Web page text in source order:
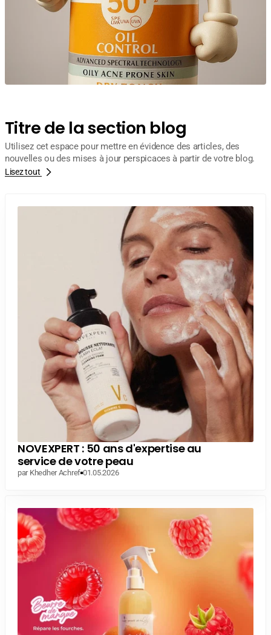
Titre de la section blog
Utilisez cet espace pour mettre en évidence des articles, des
nouvelles ou des mises à jour perspicaces à partir de votre blog.
Lisez tout
NOVEXPERT : 50 ans d'expertise au
service de votre peau
par Khedher Achref 01.05.2026